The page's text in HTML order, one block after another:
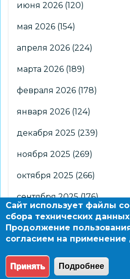
июня 2026 (120)
мая 2026 (154)
апреля 2026 (224)
марта 2026 (189)
февраля 2026 (178)
января 2026 (124)
декабря 2025 (239)
ноября 2025 (269)
октября 2025 (266)
сентября 2025(176)
августа 2025(2)
образовательный сайт по
Сайт использует файлы
сбора технических
Продолжение
согласием на применение
Принять Подробнее